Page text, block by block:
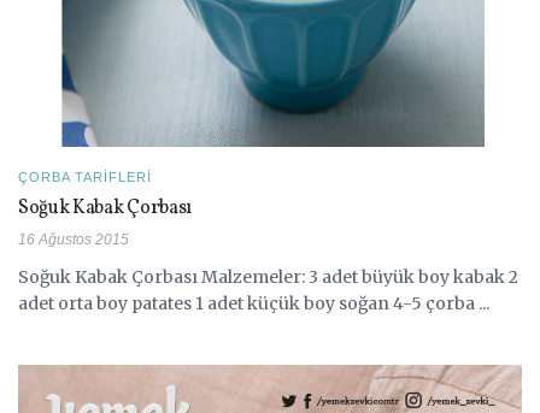
ÇORBA TARIFLERI
Soğuk Kabak Çorbası
16 Ağustos 2015
Soğuk Kabak Çorbası Malzemeler: 3 adet büyük boy kabak 2
adet orta boy patates 1 adet küçük boy soğan 4-5 çorba ...